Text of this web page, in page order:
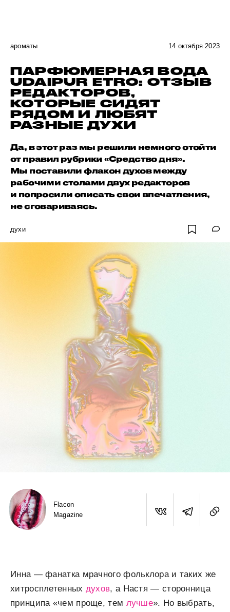
ароматы 14 октября 2023
ПАРФЮМЕРНАЯ ВОДА
UDAIPUR ETRO: ОТЗЫВ
РЕДАКТОРОВ,
КОТОРЫЕ СИДЯТ
РЯДОМ И ЛЮБЯТ
РАЗНЫЕ ДУХИ
Да, в этот раз мы решили немного отойти
от правил рубрики «Средство дня».
Мы поставили флакон духов между
рабочими столами двух редакторов
и попросили описать свои впечатления,
не сговариваясь.
духи
Flacon
Magazine
Инна — фанатка мрачного фольклора и таких же
хитросплетенных духов, а Настя — сторонница
принципа «чем проще, тем лучше». Но выбрать,